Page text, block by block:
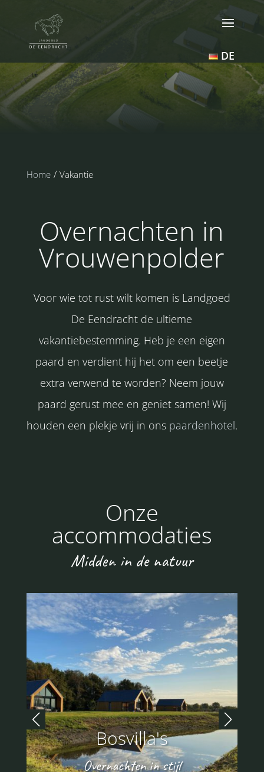
DE
Home Vakantie
Overnachten in
Vrouwenpolder
Voor wie tot rust wilt komen is Landgoed
De Eendracht de ultieme
vakantiebestemming. Heb je een eigen
paard en verdient hij het om een beetje
extra verwend te worden? Neem jouw
paard gerust mee en geniet samen! Wij
houden een plekje vrij in ons paardenhotel.
Onze
accommodaties
Midden in de natuur
Bosvilla's
Overnachten in stijl